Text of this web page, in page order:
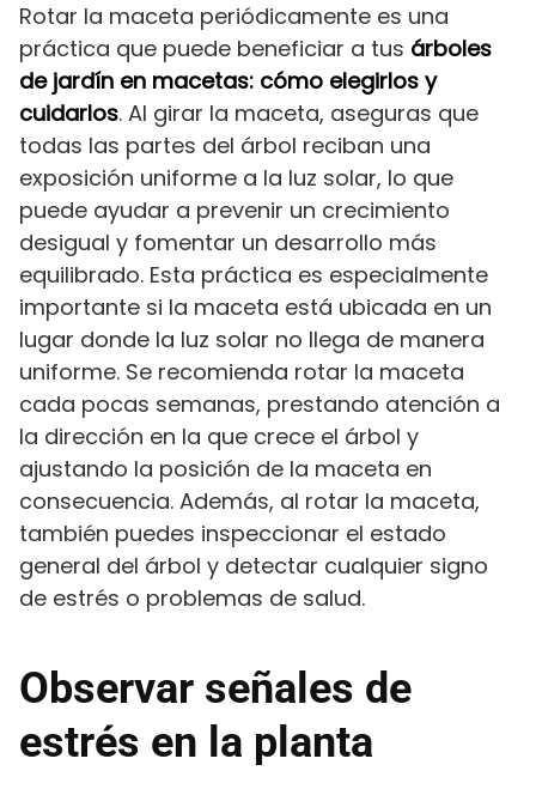
Rotar la maceta periódicamente es una
práctica que puede beneficiar a tus árboles
de jardín en macetas: cómo elegirlos y
cuidarlos. Al girar la maceta, aseguras que
todas las partes del árbol reciban una
exposición uniforme a la luz solar, lo que
puede ayudar a prevenir un crecimiento
desigual y fomentar un desarrollo más
equilibrado. Esta práctica es especialmente
importante si la maceta está ubicada en un
lugar donde la luz solar no llega de manera
uniforme. Se recomienda rotar la maceta
cada pocas semanas, prestando atención a
la dirección en la que crece el árbol y
ajustando la posición de la maceta en
consecuencia. Además, al rotar la maceta,
también puedes inspeccionar el estado
general del árbol y detectar cualquier signo
de estrés o problemas de salud.
Observar señales de
estrés en la planta